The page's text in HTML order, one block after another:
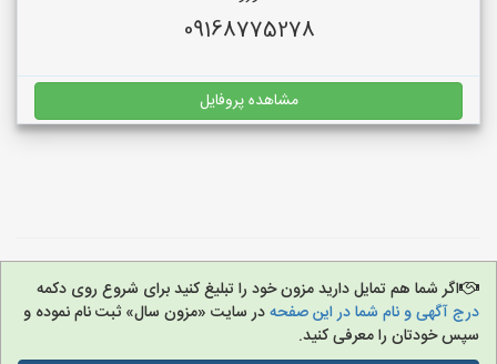
09168775278
مشاهده پروفایل
اگر شما هم تمایل دارید مزون خود را تبلیغ کنید برای شروع روی دکمه
درج آگهی و نام شما در این صفحهدر سایت «مزون سال» ثبت نام نموده و
سپس خودتان را معرفی کنید.